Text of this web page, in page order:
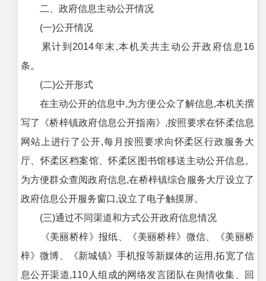
二、政府信息主动公开情况
(一)公开情况
累计到2014年末,本机关共主动公开政府信息16
条。
(二)公开形式
在主动公开的信息中,为方便公众了解信息,本机关撰
写了《桥梓镇政府信息公开指南》,按照要求在怀柔信息
网站上进行了公开,每月按照要求向怀柔区行政服务大
厅、怀柔区档案馆、怀柔区图书馆移送主动公开信息。
为方便群众查阅政府信息,在桥梓镇综合服务大厅设立了
政府信息公开服务窗口,设立了电子触摸屏。
(三)通过不同渠道和方式公开政府信息情况
《美丽桥梓》报纸、《美丽桥梓》微信、《美丽桥
梓》微博、《新城镇》手机报等新媒体的运用,拓宽了信
息公开渠道,110人组成的网络发言团队在舆情收集、回